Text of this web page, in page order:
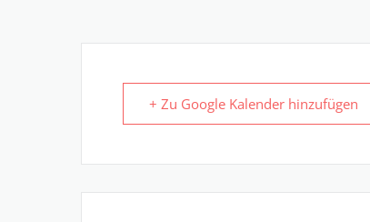
+ Zu Google Kalender hinzufügen